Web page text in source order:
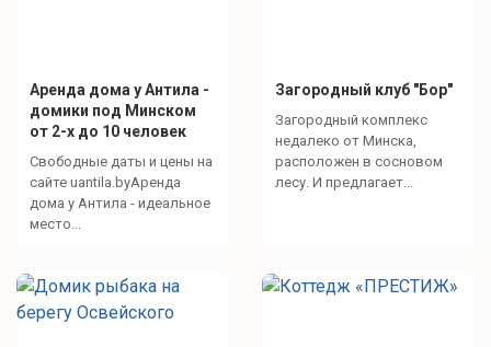
Аренда дома у Антила -
домики под Минском
от 2-х до 10 человек
Свободные даты и цены на
сайте uantila.byАренда
дома у Антила - идеальное
место...
Загородный клуб "Бор"
Загородный комплекс
недалеко от Минска,
расположен в сосновом
лесу. И предлагает...